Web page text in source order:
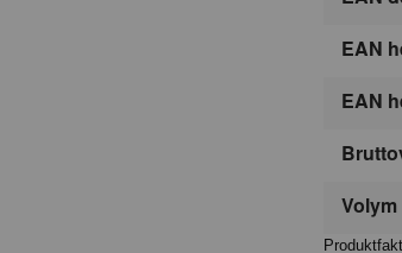
EAN
EAN
Volym